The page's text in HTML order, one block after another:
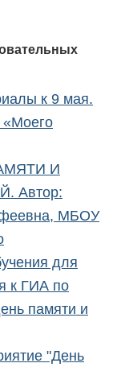
к 9 мая.
«Моего
И
Автор:
МБОУ
для
к ГИА по
памяти и
"День